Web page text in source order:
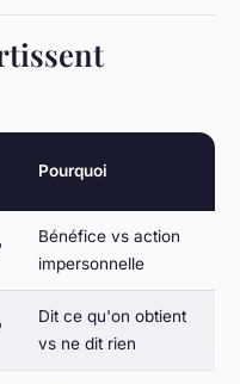
Pourquoi
Bénéfice vs action
impersonnelle
Dit ce qu'on obtient
vs ne dit rien